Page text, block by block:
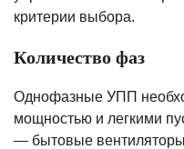
критерии выбора.
Количество фаз
Однофазные УПП
мощностью и легкими
— бытовые